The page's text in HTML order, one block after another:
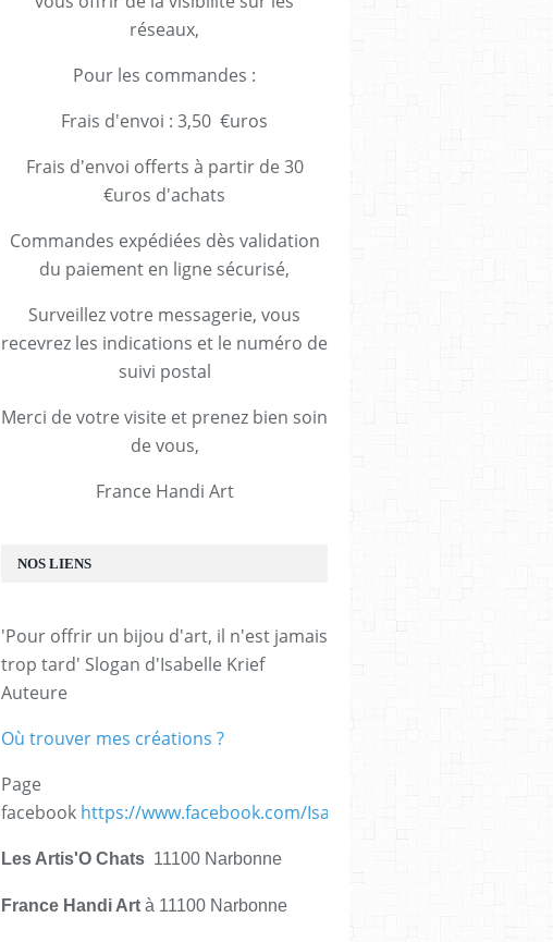
réseaux,
Pour les commandes :
Frais d'envoi : 3,50 €uros
Frais d'envoi offerts à partir de 30
€uros d'achats
Commandes expédiées dès validation
du paiement en ligne sécurisé,
Surveillez votre messagerie, vous
recevrez les indications et le numéro de
suivi postal
Merci de votre visite et prenez bien soin
de vous,
France Handi Art
NOS LIENS
'Pour offrir un bijou d'art, il n'est jamais
trop tard' Slogan d'Isabelle Krief
Auteure
Où trouver mes créations ?
Page
facebook https://www.facebook.com/IsabelleKrief.ArtistePeintre/
Les Artis'O Chats 11100 Narbonne
France Handi Art à 11100 Narbonne